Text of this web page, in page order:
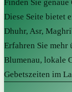
Finden Sie
Diese Seite bietet
Dhuhr, Asr,
Erfahren Sie mehr
Blumenau, lokale
Gebetszeiten im